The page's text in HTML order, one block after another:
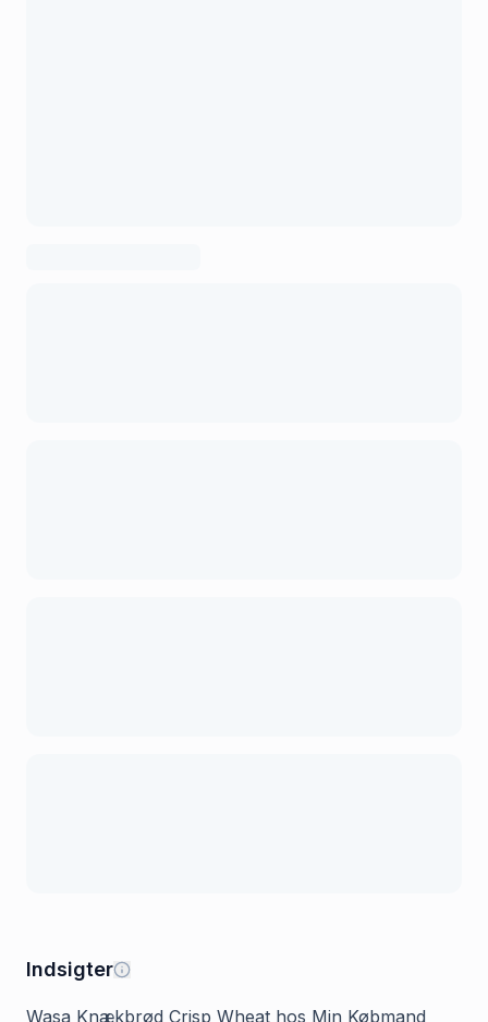
Indsigter
Wasa Knækbrød Crisp Wheat hos Min Købmand